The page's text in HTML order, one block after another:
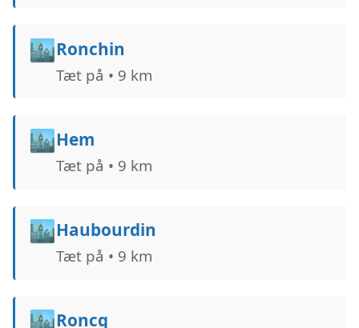
🏙️Ronchin
Tæt på • 9 km
🏙️Hem
Tæt på • 9 km
🏙️Haubourdin
Tæt på • 9 km
🏙️Roncq